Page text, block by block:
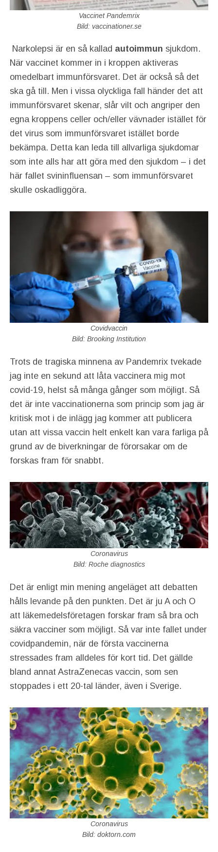
Vaccinet Pandemrix
Bild: vaccinationer.se
Narkolepsi är en så kallad autoimmun sjukdom.
När vaccinet kommer in i kroppen aktiveras
omedelbart immunförsvaret. Det är också så det
ska gå till. Men i vissa olyckliga fall händer det att
immunförsvaret skenar, slår vilt och angriper den
egna kroppens celler och/eller vävnader istället för
det virus som immunförsvaret istället borde
bekämpa. Detta kan leda till allvarliga sjukdomar
som inte alls har att göra med den sjukdom – i det
här fallet svininfluensan – som immunförsvaret
skulle oskadliggöra.
Covidvaccin
Bild: Brooking Institution
Trots de tragiska minnena av Pandemrix tvekade
jag inte en sekund att låta vaccinera mig mot
covid-19, helst så många gånger som möjligt. Så
det är inte vaccinationerna som princip som jag är
kritisk mot i de inlägg jag kommer att publicera
utan att vissa vaccin helt enkelt kan vara farliga på
grund av de biverkningar de förorsakar om de
forskas fram för snabbt.
Coronavirus
Bild: Roche diagnostics
Det är enligt min mening angeläget att debatten
hålls levande på den punkten. Det är ju A och O
att läkemedelsföretagen forskar fram så bra och
säkra vacciner som möjligt. Så var inte fallet under
covidpandemin, när de första vaccinerna
stressades fram alldeles för kort tid. Det gällde
bland annat AstraZenecas vaccin, som sen
stoppades i ett 20-tal länder, även i Sverige.
Coronavirus
Bild: doktorn.com